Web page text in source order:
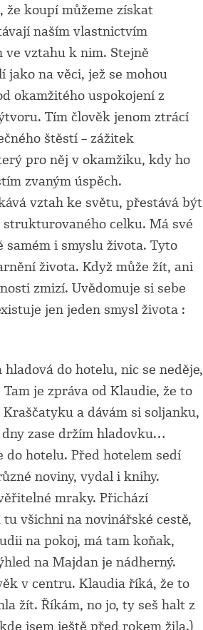
koupí můžeme získat
naším vlastnictvím
ve vztahu k nim. Stejně
na věci, jež se mohou
okamžitého uspokojení z
Tím člověk jenom ztrácí
štěstí – zážitek
pro něj v okamžiku, kdy ho
zvaným úspěch.
vztah ke světu, přestává být
celku. Má své
i smyslu života. Tyto
života. Když může žít, ani
zmizí. Uvědomuje si sebe
jen jeden smysl života :
do hotelu, nic se neděje,
je zpráva od Klaudie, že to
a dávám si soljanku,
zase držím hladovku…
do hotelu. Před hotelem sedí
noviny, vydal i knihy.
mraky. Přichází
tu všichni na novinářské cestě,
na pokoj, má tam koňak,
na Majdan je nádherný.
v centru. Klaudia říká, že to
žít. Říkám, no jo, ty seš halt z
jsem ještě před rokem žila.)